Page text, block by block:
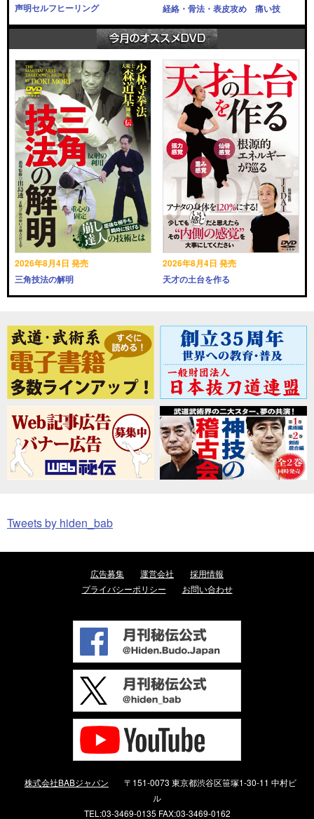
声明セルフヒーリング
経絡・骨法・表皮攻め 痛い技
2026年8月4日 発売
三角技法の解明
2026年8月4日 発売
天才の土台を作る
Tweets by hiden_bab
広告募集 運営会社
採用情報
プライバシーポリシー
お問い合わせ
株式会社BABジャパン
〒151-0073 東京都渋谷区笹塚1-30-11 中村ビ
ル
TEL:03-3469-0135 FAX:03-3469-0162